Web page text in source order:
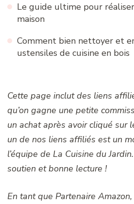
Le guide ultime pour
maison
Comment bien nettoyer et
ustensiles de cuisine en bois
Cette page inclut des liens
qu’on gagne une petite
un achat après avoir cliqué sur
un de nos liens affiliés est un
l’équipe de La Cuisine du
soutien et bonne lecture !
En tant que Partenaire